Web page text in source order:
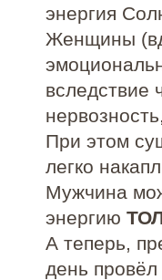
энергия
Женщины
вследствие
При этом
легко
Мужчина
энергию
А теперь,
день